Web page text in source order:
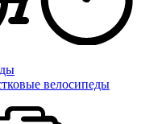
велосипеды